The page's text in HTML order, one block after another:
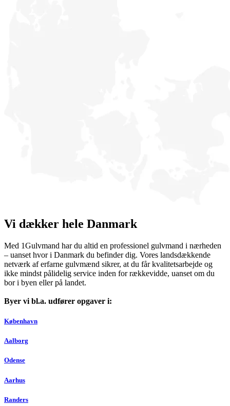
Vi dækker hele Danmark
Med 1Gulvmand har du altid en professionel gulvmand i nærheden
– uanset hvor i Danmark du befinder dig. Vores landsdækkende
netværk af erfarne gulvmænd sikrer, at du får kvalitetsarbejde og
ikke mindst pålidelig service inden for rækkevidde, uanset om du
bor i byen eller på landet.
Byer vi bl.a. udfører opgaver i:
København
Aalborg
Odense
Aarhus
Randers